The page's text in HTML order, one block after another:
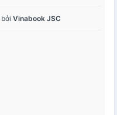
bởi Vinabook JSC